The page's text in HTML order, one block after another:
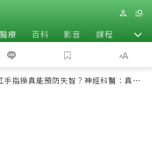
醫療 百科 影音 課程 退休
手指操真能預防失智？神經科醫：真正